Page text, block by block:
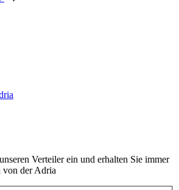
Verteiler ein und erhalten Sie immer
von der Adria